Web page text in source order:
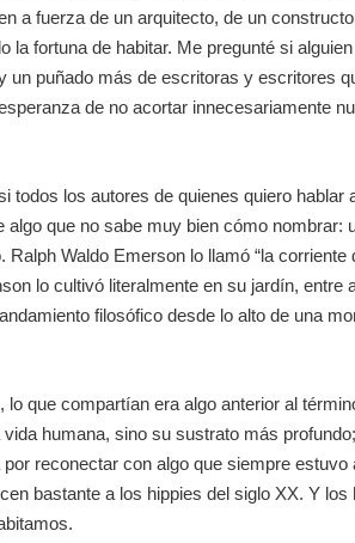
a fuerza de un arquitecto, de un
fortuna de habitar. Me pregunté si
puñado más de escritoras y escritores
de no acortar innecesariamente
los autores de quienes quiero hablar
que no sabe muy bien cómo
Waldo Emerson lo llamó “la
lo cultivó literalmente en su jardín,
filosófico desde lo alto de una
que compartían era algo anterior al
humana, sino su sustrato más
reconectar con algo que siempre
bastante a los hippies del siglo XX. Y los